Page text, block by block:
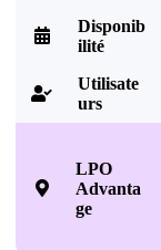

Disponib
ilité

Utilisate
urs

LPO
Advanta
ge